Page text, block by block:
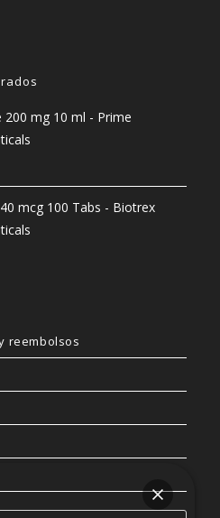
200 mg 10 ml - Prime
mcg 100 Tabs - Biotrex
reembolsos